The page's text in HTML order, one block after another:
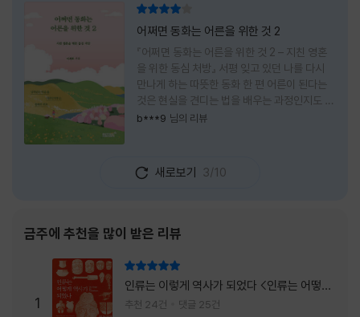
어쩌면 동화는 어른을 위한 것 2
『어쩌면 동화는 어른을 위한 것 2 – 지친 영혼
을 위한 동심 처방』 서평 잊고 있던 나를 다시
만나게 하는 따뜻한 동화 한 편 어른이 된다는
것은 현실을 견디는 법을 배우는 과정인지도 모
른다. 해야 할 일은 늘어나고, 책임은 무거워지
효율과 성과를 먼저 생각하는 사람이 되어간다.
『어쩌면 동화는 어른을 위한 것 2 – 지친 영혼
목을 보았을 때는 동화를 다시 읽는 감성 에세
이 정도로 생각했다. 하지만 책장을 넘길수록
깨닫게 된다. 동화는 아이들만을 위한 이야기가
아니라, 삶에 지친 어른들의 마음을 치유하는
가장 순수한 언어라는 사실을 말이다. 이 책은
익숙한
b***9 님의 리뷰
새로보기 3/10
금주에 추천을 많이 받은 리뷰
1
인류는 이렇게 역사가 되었다 <인류는 어떻게
역사가 되었나>
추천 24건 댓글 25건